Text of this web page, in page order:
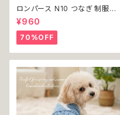
ロンパース N10 つなぎ 制服風
チェック柄 グレー 灰色 コスチュ
ーム コスプレ ドッグウェア dog
犬 猫 ペット 服 犬服 洋服 オシ
ャレ かわいい 小型犬 返品交換
不可
¥960
70%OFF